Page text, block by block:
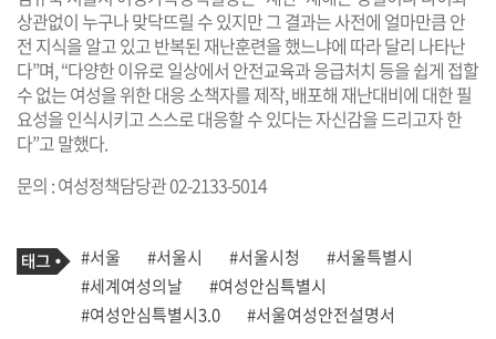
상관없이 누구나 맞닥뜨릴 수 있지만 그 결과는 사전에 얼마만큼 안
전 지식을 알고 있고 반복된 재난훈련을 했느냐에 따라 달리 나타난
다”며, “다양한 이유로 일상에서 안전교육과 응급처치 등을 쉽게 접할
수 없는 여성을 위한 대응 소책자를 제작, 배포해 재난대비에 대한 필
요성을 인식시키고 스스로 대응할 수 있다는 자신감을 드리고자 한
다”고 말했다.
문의 : 여성정책담당관 02-2133-5014
기
사
관
련
태
태
그
#서울 #서울시 #서울시청
#서울특별시
#세계여성의날
#여성안심특별시
#여성안심특별시3.0
#서울여성안전설명서